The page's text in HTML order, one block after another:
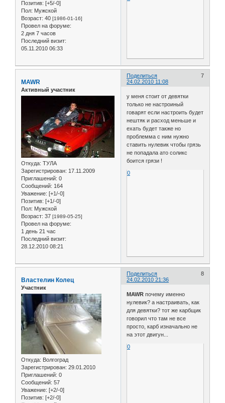
Позитив: [+5/-0]
Пол: Мужской
Возраст: 40 [1986-01-16]
Провел на форуме:
2 дня 7 часов
Последний визит:
05.11.2010 06:33
Поделиться
7
24.02.2010 11:08
MAWR
Активный участник
Откуда: ТУЛА
Зарегистрирован: 17.11.2009
Приглашений: 0
Сообщений: 164
Уважение: [+1/-0]
Позитив: [+1/-0]
Пол: Мужской
Возраст: 37 [1989-05-25]
Провел на форуме:
1 день 21 час
Последний визит:
28.12.2010 08:21
у меня стоит от девятки
только не настроиный
говарят если настроить будет
нештяк и расход меньше и
ехать будет также но
проблемма с ним нужно
ставить нулевик чтобы грязь
не попадала ато соликс
боится грязи !
0
Поделиться
8
24.02.2010 21:36
Властелин Колец
Участник
Откуда: Волгоград
Зарегистрирован: 29.01.2010
Приглашений: 0
Сообщений: 57
Уважение: [+2/-0]
Позитив: [+2/-0]
MAWR почему именно
нулевик? а настраивать, как
для девятки? тот же карбщик
говорил что там не все
просто, карб изначально не
на этот двигун...
0